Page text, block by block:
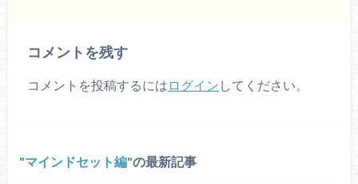
コメントを残す
コメントを投稿するには ログイン してください。
マインドセット編 の最新記事